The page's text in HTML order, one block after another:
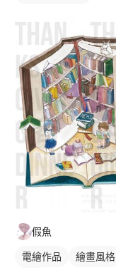
假魚
電繪作品
繪畫風格